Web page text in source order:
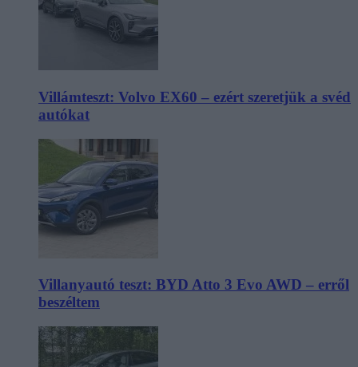
Villámteszt: Volvo EX60 – ezért szeretjük a svéd
autókat
Villanyautó teszt: BYD Atto 3 Evo AWD – erről
beszéltem